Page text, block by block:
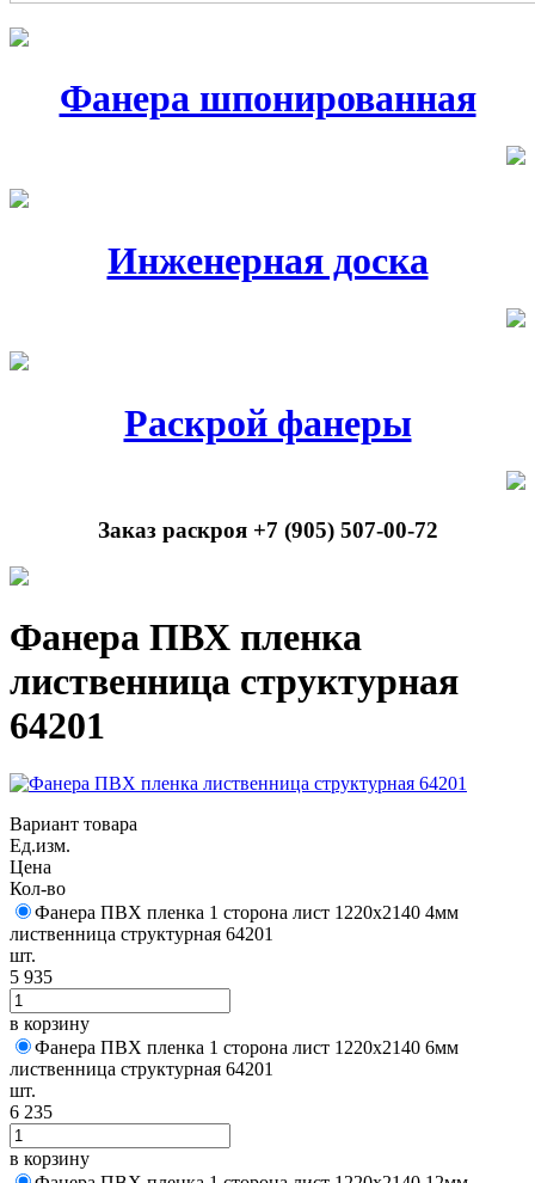
Фанера шпонированная
Инженерная доска
Раскрой фанеры
Заказ раскроя +7 (905) 507-00-72
Фанера ПВХ пленка
лиственница структурная
64201
Вариант товара
Ед.изм.
Цена
Кол-во
Фанера ПВХ пленка 1 сторона лист 1220х2140 4мм
лиственница структурная 64201
шт.
5 935
в корзину
Фанера ПВХ пленка 1 сторона лист 1220х2140 6мм
лиственница структурная 64201
шт.
6 235
в корзину